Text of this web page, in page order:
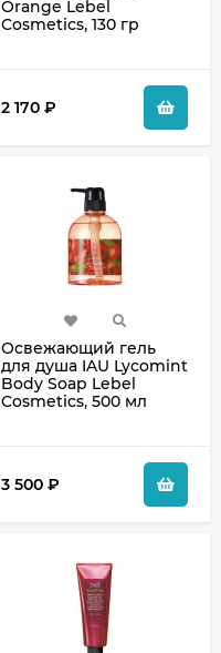
Orange Lebel
Cosmetics, 130 гр
2 170 ₽
Освежающий гель
для душа IAU Lycomint
Body Soap Lebel
Cosmetics, 500 мл
3 500 ₽